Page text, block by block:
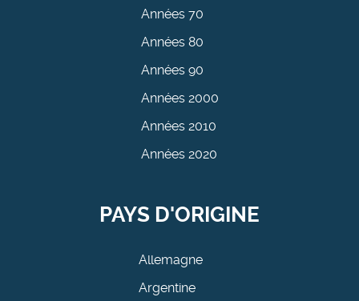
Années 70
Années 80
Années 90
Années 2000
Années 2010
Années 2020
PAYS D'ORIGINE
Allemagne
Argentine